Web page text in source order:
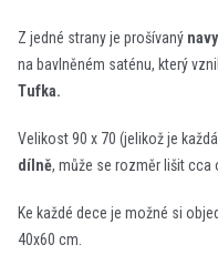
Z jedné strany je prošívaný
na bavlněném saténu, který
Tufka.
Velikost 90 x 70 (jelikož je
dílně, může se rozměr lišit cca
Ke každé dece je možné si
40x60 cm.